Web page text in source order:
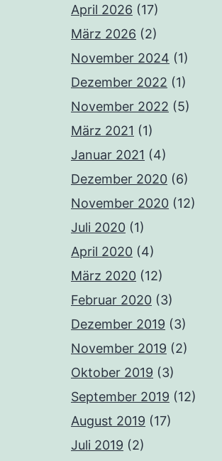
April 2026 (17)
März 2026 (2)
November 2024 (1)
Dezember 2022 (1)
November 2022 (5)
März 2021 (1)
Januar 2021 (4)
Dezember 2020 (6)
November 2020 (12)
Juli 2020 (1)
April 2020 (4)
März 2020 (12)
Februar 2020 (3)
Dezember 2019 (3)
November 2019 (2)
Oktober 2019 (3)
September 2019 (12)
August 2019 (17)
Juli 2019 (2)